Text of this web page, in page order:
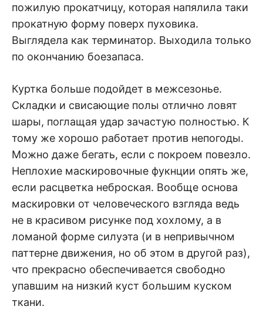
пожилую прокатчицу, которая напялила таки
прокатную форму поверх пуховика.
Выглядела как терминатор. Выходила только
по окончанию боезапаса.
Куртка больше подойдет в межсезонье.
Складки и свисающие полы отлично ловят
шары, поглащая удар зачастую полностью. К
тому же хорошо работает против непогоды.
Можно даже бегать, если с покроем повезло.
Неплохие маскировочные фукнции опять же,
если расцветка неброская. Вообще основа
маскировки от человеческого взгляда ведь
не в красивом рисунке под хохлому, а в
ломаной форме силуэта (и в непривычном
паттерне движения, но об этом в другой раз),
что прекрасно обеспечивается свободно
упавшим на низкий куст большим куском
ткани.